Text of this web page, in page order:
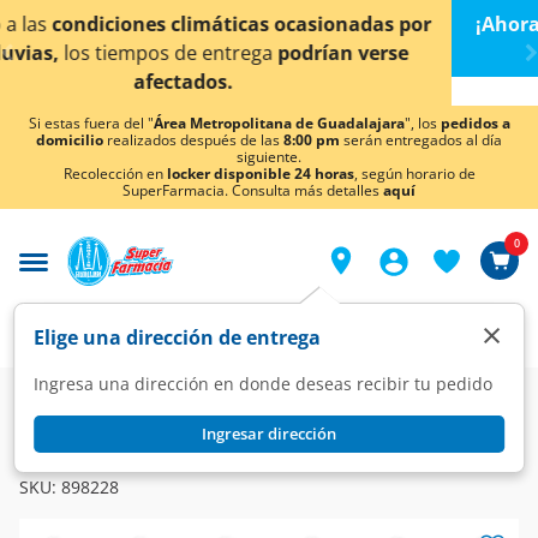
< div class="carousel-inner">
por
¡Ahora también en Aguascalientes! clic aquí
conocer detalles.
Si estas fuera del "Área Metropolitana de Guadalajara", los pedidos a
domicilio realizados después de las8:00 pm serán entregados al día
siguiente.
Recolección en locker disponible 24 horas, según horario de
SuperFarmacia. Consulta más detallesaquí
Elige una dirección de entrega
Ingresa una dirección en donde deseas recibir tu pedido
Ingresar dirección
×
0
Farmacia Diabetes y Endocrinas Tiroides
Eutirox 50 mcg, 50 Tabletas.
SKU: 898228